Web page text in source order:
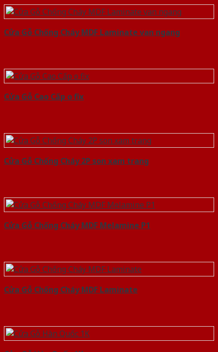
Cửa Gỗ Chống Cháy MDF Laminate van ngang
Cửa Gỗ Cao Cấp o fix
Cửa Gỗ Chống Cháy 2P son xam trang
Cửa Gỗ Chống Cháy MDF Melamine P1
Cửa Gỗ Chống Cháy MDF Laminate